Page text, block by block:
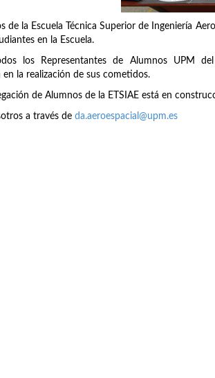
de la Escuela Técnica Superior de Ingeniería
en la Escuela.
los Representantes de Alumnos UPM
la realización de sus cometidos.
de Alumnos de la ETSIAE está en
a través de da.aeroespacial@upm.es